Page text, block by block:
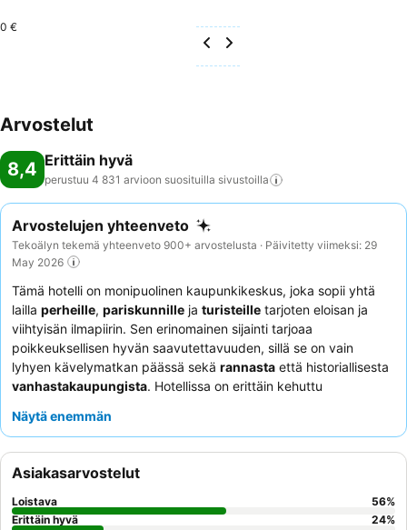
0 €
Arvostelut
8,4 Erittäin hyvä
perustuu 4 831 arvioon suosituilla sivustoilla
Arvostelujen yhteenveto
Tekoälyn tekemä yhteenveto 900+ arvostelusta · Päivitetty viimeksi: 29
May 2026
Tämä hotelli on monipuolinen kaupunkikeskus, joka sopii yhtä
lailla perheille, pariskunnille ja turisteille tarjoten eloisan ja
viihtyisän ilmapiirin. Sen erinomainen sijainti tarjoaa
poikkeuksellisen hyvän saavutettavuuden, sillä se on vain
lyhyen kävelymatkan päässä sekä rannasta että historiallisesta
vanhastakaupungista. Hotellissa on erittäin kehuttu
illallisiltoja. Asiakkaat korostavat jatkuvasti poikkeuksellista
ystävällisyytensä ja avuliaisuutensa. Todella ikimuistoisen
oleskelun takaamiseksi harkitse huoneen varaamista toivotulla
merinäköalalla
Näytä enemmän
Asiakasarvostelut
Loistava 56%
Erittäin hyvä
24%